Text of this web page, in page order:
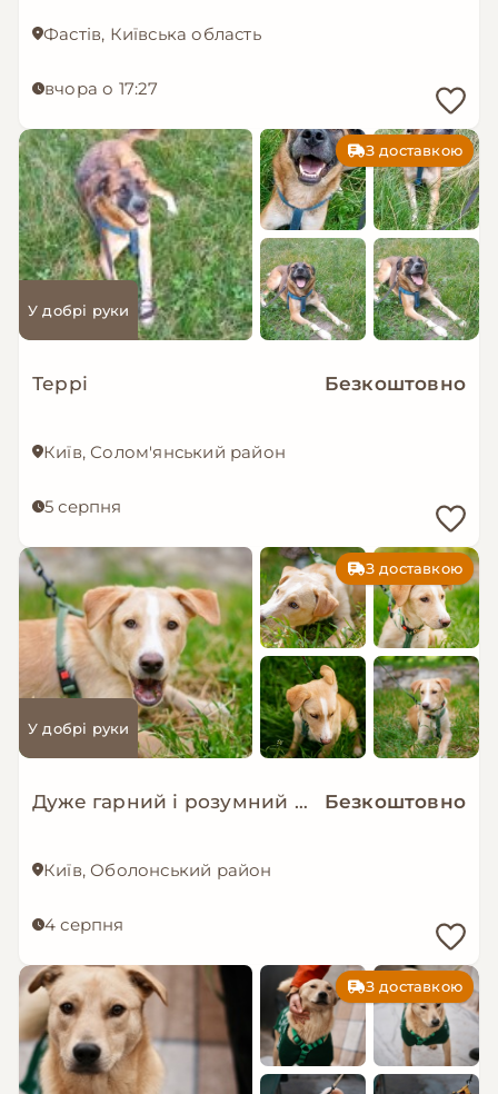
Фастів, Київська область
вчора о 17:27
З доставкою
У добрі руки
Террі Безкоштовно
Київ, Солом'янський район
5 серпня
З доставкою
У добрі руки
Дуже гарний і розумний цуцик мріє про родину! Безкоштовно
Київ, Оболонський район
4 серпня
З доставкою